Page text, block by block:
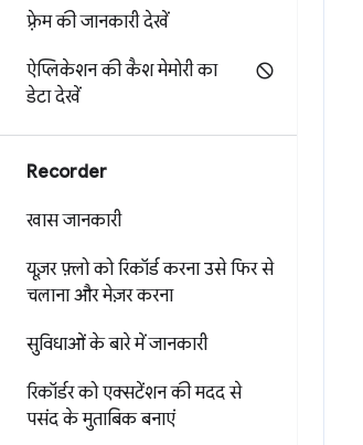
फ़्रेम की जानकारी देखें
ऐप्लिकेशन की कैश मेमोरी का
डेटा देखें
Recorder
खास जानकारी
यूज़र फ़्लो को रिकॉर्ड करनाउसे फिर से
चलानाऔर मेज़र करना
सुविधाओं के बारे में जानकारी
रिकॉर्डर को एक्सटेंशन की मदद से
पसंद के मुताबिक बनाएं